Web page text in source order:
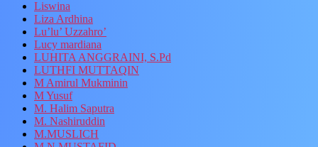
Liswina
Liza Ardhina
Lu’lu’ Uzzahro’
Lucy mardiana
LUHITA ANGGRAINI, S.Pd
LUTHFI MUTTAQIN
M Amirul Mukminin
M Yusuf
M. Halim Saputra
M. Nashiruddin
M.MUSLICH